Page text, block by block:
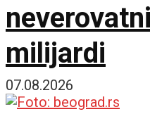
milijardi
07.08.2026